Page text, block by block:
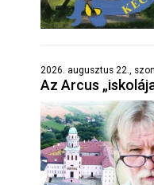
2026. augusztus 22.,
Az Arcus